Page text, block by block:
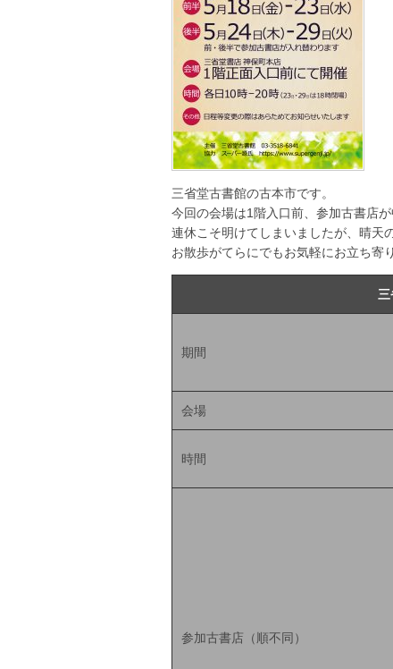
三省堂古書館の古本市です。
今回の会場は1階入口前、参加古書店
連休こそ明けてしまいましたが、晴天
お散歩がてらにでもお気軽にお立ち寄
期間
会場
時間
参加古書店（順不同）